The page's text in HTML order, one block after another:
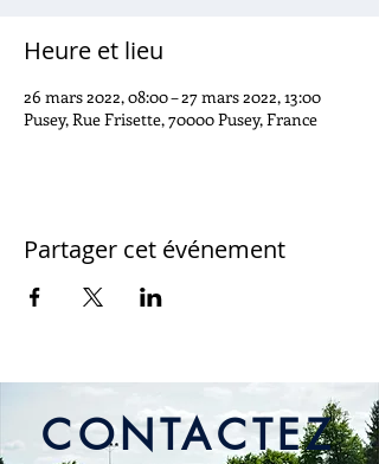
Heure et lieu
26 mars 2022, 08:00 – 27 mars 2022, 13:00
Pusey, Rue Frisette, 70000 Pusey, France
Partager cet événement
CONTACTEZ